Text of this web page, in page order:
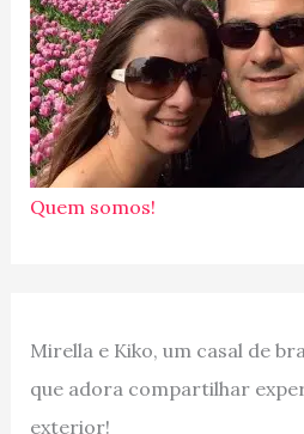
Quem somos!
Mirella e Kiko, um casal de
que adora compartilhar
exterior!